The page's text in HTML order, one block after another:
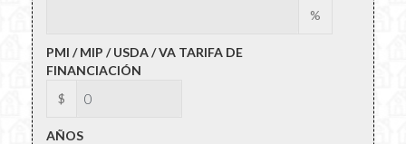
%
PMI / MIP / USDA / VA TARIFA DE
FINANCIACIÓN
$
AÑOS